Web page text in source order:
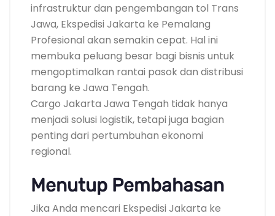
infrastruktur dan pengembangan tol Trans
Jawa, Ekspedisi Jakarta ke Pemalang
Profesional akan semakin cepat. Hal ini
membuka peluang besar bagi bisnis untuk
mengoptimalkan rantai pasok dan distribusi
barang ke Jawa Tengah.
Cargo Jakarta Jawa Tengah tidak hanya
menjadi solusi logistik, tetapi juga bagian
penting dari pertumbuhan ekonomi
regional.
Menutup Pembahasan
Jika Anda mencari Ekspedisi Jakarta ke